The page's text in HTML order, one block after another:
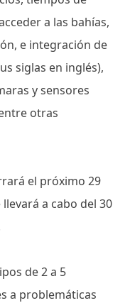
a las bahías,
e integración de
siglas en inglés),
y sensores
otras
el próximo 29
a cabo del 30
de 2 a 5
a problemáticas